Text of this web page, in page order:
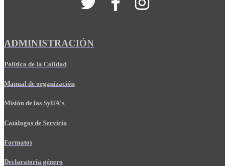
ADMINISTRACIÓN
Política de la Calidad
Manual de organización
Misión de las SyUA's
Catálogos de Servicio
Formatos
Declaratoria género